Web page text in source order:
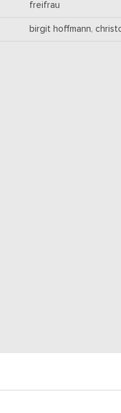
freifrau
birgit hoffmann,